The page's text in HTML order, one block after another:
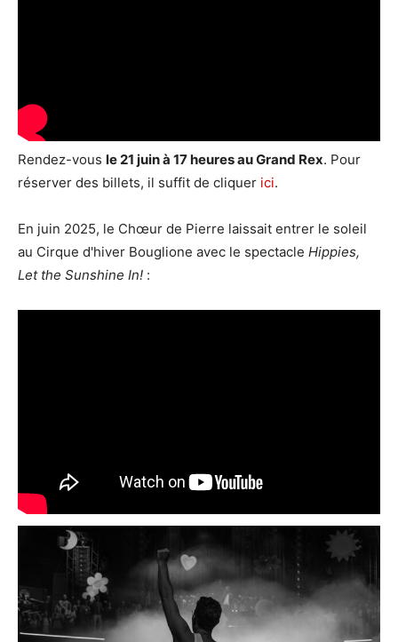
Rendez-vous le 21 juin à 17 heures au Grand Rex. Pour
réserver des billets, il suffit de cliquer ici.
En juin 2025, le Chœur de Pierre laissait entrer le soleil
au Cirque d'hiver Bouglione avec le spectacle Hippies,
Let the Sunshine In! :